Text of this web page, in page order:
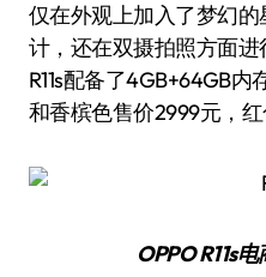
仅在外观上加入了梦幻
计，还在双摄拍照方面
R11s配备了4GB+64GB
和香槟色售价2999元，红
OPPO R11s电